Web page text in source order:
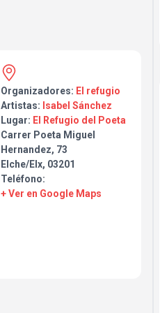
Organizadores: El refugio
Artistas: Isabel Sánchez
Lugar: El Refugio del Poeta
Carrer Poeta Miguel
Hernandez, 73
Elche/Elx, 03201
Teléfono:
+ Ver en Google Maps